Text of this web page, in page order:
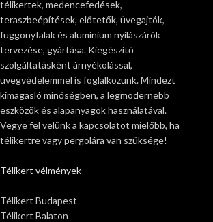
télikertek, medencefedések,
teraszbeépítések, előtetők, üvegajtók,
függönyfalak és alumínium nyílászárók
tervezése, gyártása. Kiegészítő
szolgáltatásként árnyékolással,
üvegvédelemmel is foglalkozunk. Mindezt
kimagasló minőségben, a legmodernebb
eszközök és alapanyagok használatával.
Vegye fel velünk a kapcsolatot mielőbb, ha
télikertre vagy pergolára van szüksége!
Télikert vélmények
Télikert Budapest
Télikert Balaton